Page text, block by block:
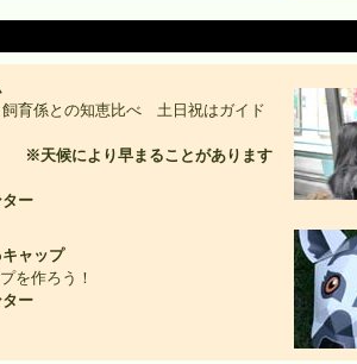
飼育係との知恵比べ 土日祝はガイド
天候により早まることがあります
ー
ャップ
を作ろう！
ー